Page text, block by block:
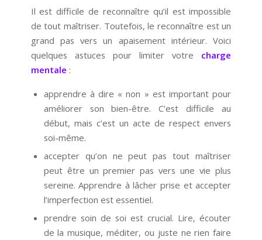
Il est difficile de reconnaître qu’il est impossible
de tout maîtriser. Toutefois, le reconnaître est un
grand pas vers un apaisement intérieur. Voici
quelques astuces pour limiter votre charge
mentale :
apprendre à dire « non » est important pour
améliorer son bien-être. C’est difficile au
début, mais c’est un acte de respect envers
soi-même.
accepter qu’on ne peut pas tout maîtriser
peut être un premier pas vers une vie plus
sereine. Apprendre à lâcher prise et accepter
l’imperfection est essentiel.
prendre soin de soi est crucial. Lire, écouter
de la musique, méditer, ou juste ne rien faire